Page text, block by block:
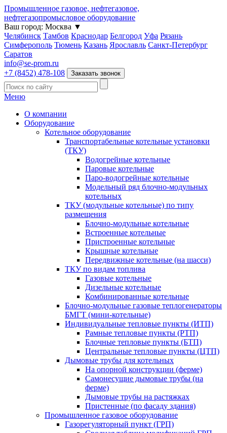
Промышленное газовое, нефтегазовое,
нефтегазопромысловое оборудование
Ваш город: Москва ▼
Челябинск Тамбов Краснодар Белгород Уфа Рязань
Симферополь Тюмень Казань Ярославль Санкт-Петербург
Саратов
info@se-prom.ru
+7 (8452) 478-108
Заказать звонок
Меню
О компании
Оборудование
Котельное оборудование
Транспортабельные котельные установки
(ТКУ)
Водогрейные котельные
Паровые котельные
Паро-водогрейные котельные
Модельный ряд блочно-модульных
котельных
ТКУ (модульные котельные) по типу
размещения
Блочно-модульные котельные
Встроенные котельные
Пристроенные котельные
Крышные котельные
Передвижные котельные (на шасси)
ТКУ по видам топлива
Газовые котельные
Дизельные котельные
Комбинированные котельные
Блочно-модульные газовые теплогенераторы
БМГТ (мини-котельные)
Индивидуальные тепловые пункты (ИТП)
Рамные тепловые пункты (РТП)
Блочные тепловые пункты (БТП)
Центральные тепловые пункты (ЦТП)
Дымовые трубы для котельных
На опорной конструкции (ферме)
Самонесущие дымовые трубы (на
ферме)
Дымовые трубы на растяжках
Пристенные (по фасаду здания)
Промышленное газовое оборудование
Газорегуляторный пункт (ГРП)